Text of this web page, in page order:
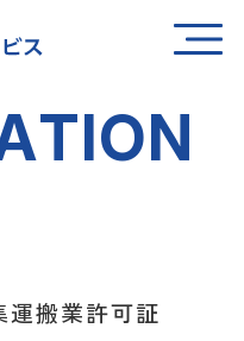
TION
運搬業許可証